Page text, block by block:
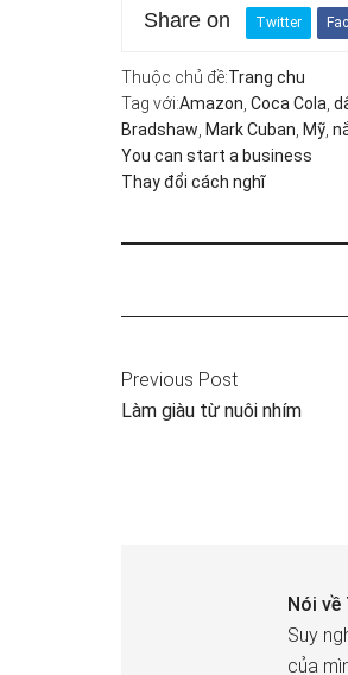
Share on Twitter
Thuộc chủ đề:Trang chu
Tag với:Amazon Coca Cola
Bradshaw Mark Cuban Mỹ
You can start a business
Thay đổi cách nghĩ
Previous Post
Làm giàu từ nuôi nhím
Nói về
Suy
của